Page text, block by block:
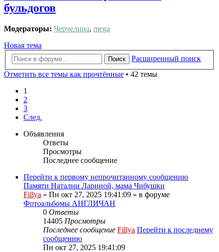
бульдогов
Модераторы: Черчелина, mega
Новая тема
Поиск
Расширенный поиск
Отметить все темы как прочтённые • 42 темы
1
2
3
След.
Объявления
Ответы
Просмотры
Последнее сообщение
Перейти к первому непрочитанному сообщению
Памяти Наталии Лариной, мама Чибушки
Fillya » Пн окт 27, 2025 19:41:09 » в форуме
Фотоальбомы АНГЛИЧАН
0 Ответы
14405 Просмотры
Последнее сообщение Fillya Перейти к последнему
сообщению
Пн окт 27, 2025 19:41:09